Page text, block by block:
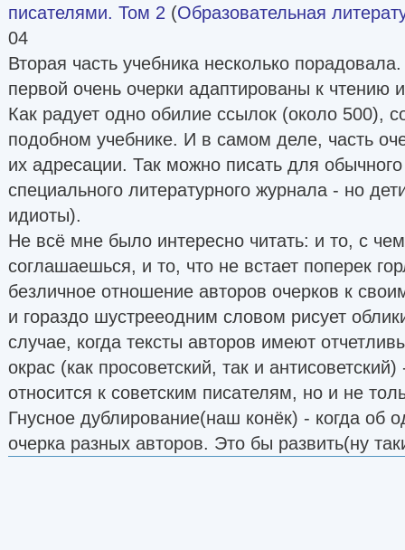
писателями. Том 2 (Образовательная
04
Вторая часть учебника несколько
первой очень очерки адаптированы к чтению
Как радует одно обилие ссылок (около 500),
подобном учебнике. И в самом деле, часть
их адресации. Так можно писать для
специального литературного журнала - но
идиоты).
Не всё мне было интересно читать: и то, с
соглашаешься, и то, что не встает поперек
безличное отношение авторов очерков к
и гораздо шустрееодним словом рисует
случае, когда тексты авторов имеют
окрас (как просоветский, так и
относится к советским писателям, но и не
Гнусное дублирование(наш конёк) - когда об
очерка разных авторов. Это бы развить(ну